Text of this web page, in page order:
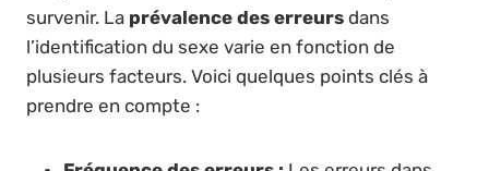
survenir. La prévalence des erreurs dans
l’identification du sexe varie en fonction de
plusieurs facteurs. Voici quelques points clés à
prendre en compte :